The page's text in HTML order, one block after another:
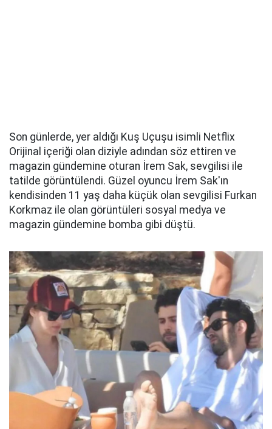
Son günlerde, yer aldığı Kuş Uçuşu isimli Netflix
Orijinal içeriği olan diziyle adından söz ettiren ve
magazin gündemine oturan İrem Sak, sevgilisi ile
tatilde görüntülendi. Güzel oyuncu İrem Sak'ın
kendisinden 11 yaş daha küçük olan sevgilisi Furkan
Korkmaz ile olan görüntüleri sosyal medya ve
magazin gündemine bomba gibi düştü.